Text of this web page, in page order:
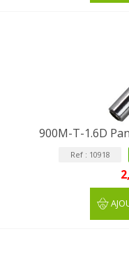
900M-T-1.6D
Ref : 10918